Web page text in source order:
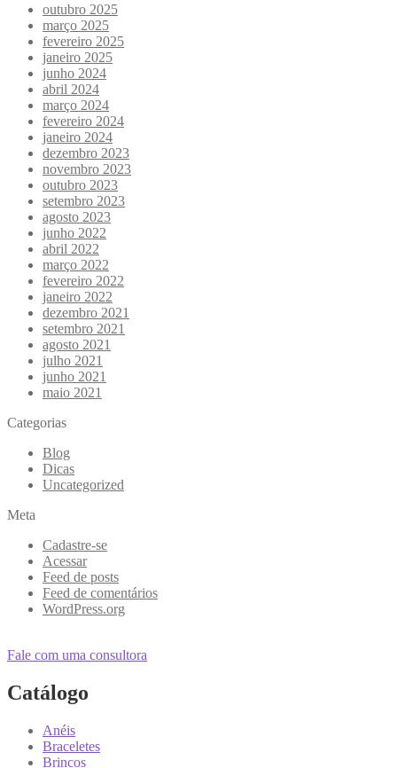
outubro 2025
março 2025
fevereiro 2025
janeiro 2025
junho 2024
abril 2024
março 2024
fevereiro 2024
janeiro 2024
dezembro 2023
novembro 2023
outubro 2023
setembro 2023
agosto 2023
junho 2022
abril 2022
março 2022
fevereiro 2022
janeiro 2022
dezembro 2021
setembro 2021
agosto 2021
julho 2021
junho 2021
maio 2021
Categorias
Blog
Dicas
Uncategorized
Meta
Cadastre-se
Acessar
Feed de posts
Feed de comentários
WordPress.org
Fale com uma consultora
Catálogo
Anéis
Braceletes
Brincos